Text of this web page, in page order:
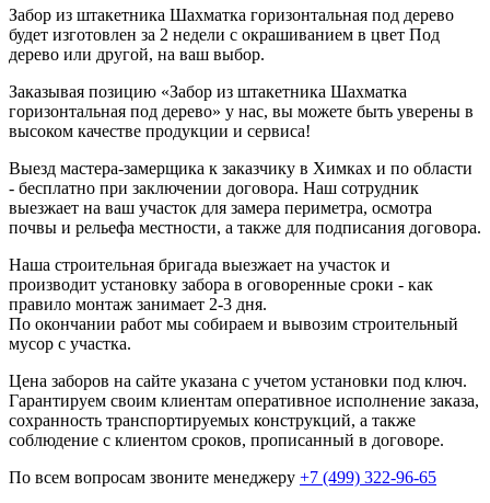
Забор из штакетника Шахматка горизонтальная под дерево
будет изготовлен за 2 недели с окрашиванием в цвет Под
дерево или другой, на ваш выбор.
Заказывая позицию «Забор из штакетника Шахматка
горизонтальная под дерево» у нас, вы можете быть уверены в
высоком качестве продукции и сервиса!
Выезд мастера-замерщика к заказчику в Химках и по области
- бесплатно при заключении договора. Наш сотрудник
выезжает на ваш участок для замера периметра, осмотра
почвы и рельефа местности, а также для подписания договора.
Наша строительная бригада выезжает на участок и
производит установку забора в оговоренные сроки - как
правило монтаж занимает 2-3 дня.
По окончании работ мы собираем и вывозим строительный
мусор с участка.
Цена заборов на сайте указана с учетом установки под ключ.
Гарантируем своим клиентам оперативное исполнение заказа,
сохранность транспортируемых конструкций, а также
соблюдение с клиентом сроков, прописанный в договоре.
По всем вопросам звоните менеджеру +7 (499) 322-96-65